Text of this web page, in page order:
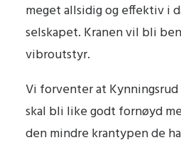
meget allsidig og effektiv i
selskapet. Kranen vil bli
vibroutstyr.
Vi forventer at
skal bli like godt fornøyd
den mindre krantypen de